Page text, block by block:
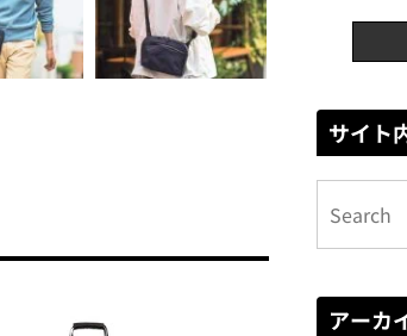
サイト
アーカ